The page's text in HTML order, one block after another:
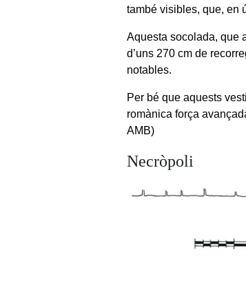
també visibles, que, en
Aquesta socolada, que
d’uns 270 cm de
notables.
Per bé que aquests
romànica força
AMB)
Necròpoli